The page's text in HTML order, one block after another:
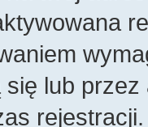
lub